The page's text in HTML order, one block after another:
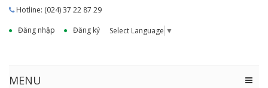
Hotline: (024) 37 22 87 29
Đăng nhập
Đăng ký Select Language ▼
MENU